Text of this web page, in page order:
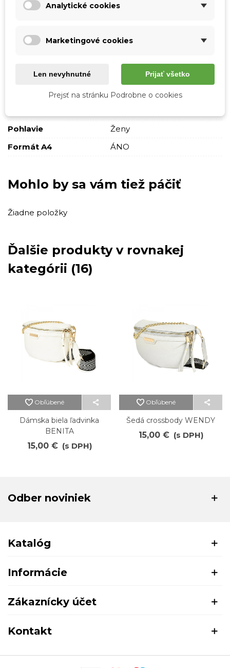
Podrobnosti o produkte
Tabuľka vlastností
Béžová
Raffia
špagát
Pohlavie
Ženy
Formát A4
ÁNO
Mohlo by sa vám tiež páčiť
Žiadne položky
Ďalšie produkty v rovnakej
kategórii (16)
Obľúbené
Dámska biela ľadvinka
BENITA
15,00 € (s DPH)
Obľúbené
Šedá crossbody WENDY
15,00 € (s DPH)
Odber noviniek
Katalóg
Informácie
Zákaznícky účet
Kontakt
Analytické cookies
Marketingové cookies
Len nevyhnutné Prijať všetko
Prejsť na stránku Podrobne o cookies